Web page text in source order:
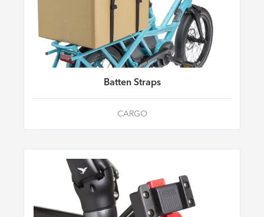
Batten Straps
CARGO